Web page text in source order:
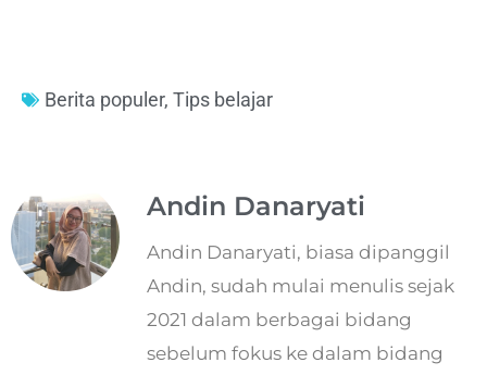
Berita populer, Tips belajar
Andin Danaryati
Andin Danaryati, biasa dipanggil
Andin, sudah mulai menulis sejak
2021 dalam berbagai bidang
sebelum fokus ke dalam bidang